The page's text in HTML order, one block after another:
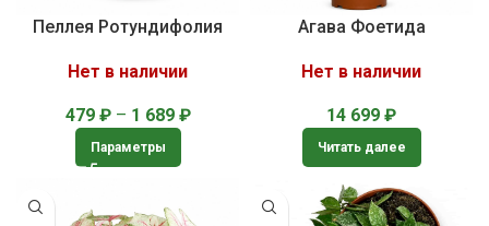
Пеллея Ротундифолия
Нет в наличии
479 ₽ – 1 689 ₽
Параметры
Агава Фоетида
Нет в наличии
14 699 ₽
Читать далее